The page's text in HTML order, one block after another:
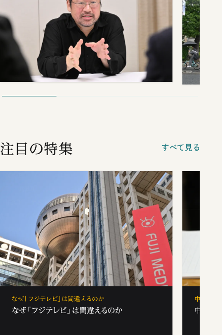
注目の特集 すべて見る
なぜ「フジテレビ」は間違えるのか
なぜ「フジテレビ」は間違えるのか
中学受験
中学受